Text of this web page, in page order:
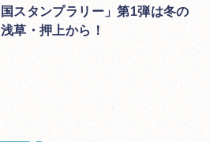
国スタンプラリー」第1弾は冬の
浅草・押上から！